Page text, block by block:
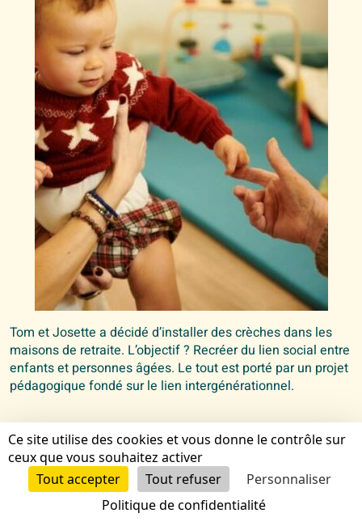
Tom et Josette a décidé d’installer des crèches dans les
maisons de retraite. L’objectif ? Recréer du lien social entre
enfants et personnes âgées. Le tout est porté par un projet
pédagogique fondé sur le lien intergénérationnel.
LIRE L'ARTICLE
Ce site utilise des cookies et vous donne le contrôle sur
ceux que vous souhaitez activer
Tout accepter
Tout refuser
Personnaliser
Politique de confidentialité